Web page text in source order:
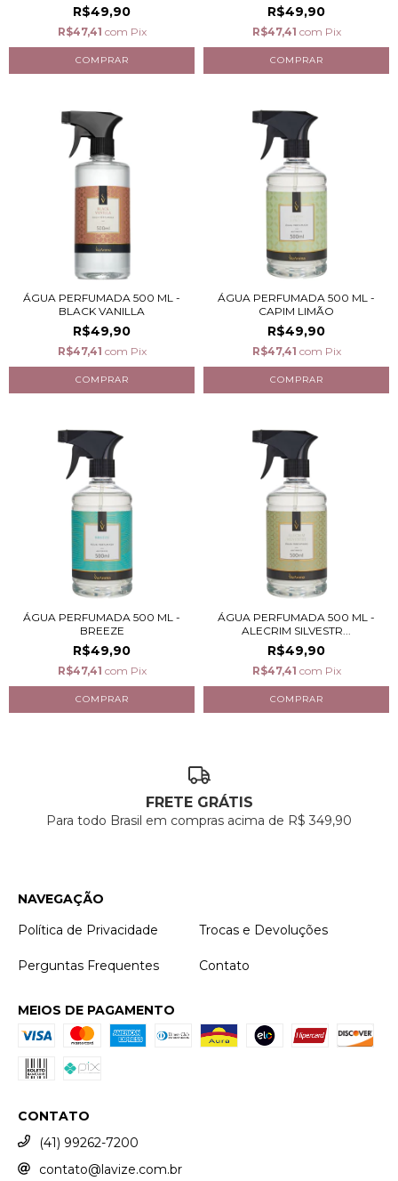
R$49,90
R$47,41 com Pix
R$49,90
R$47,41 com Pix
ÁGUA PERFUMADA 500 ML -
BLACK VANILLA
R$49,90
R$47,41 com Pix
ÁGUA PERFUMADA 500 ML -
CAPIM LIMÃO
R$49,90
R$47,41 com Pix
ÁGUA PERFUMADA 500 ML -
BREEZE
R$49,90
R$47,41 com Pix
ÁGUA PERFUMADA 500 ML -
ALECRIM SILVESTR...
R$49,90
R$47,41 com Pix
FRETE GRÁTIS
Para todo Brasil em compras acima de R$ 349,90
NAVEGAÇÃO
Política de Privacidade
Trocas e Devoluções
Perguntas Frequentes Contato
MEIOS DE PAGAMENTO
CONTATO
(41) 99262-7200
contato@lavize.com.br